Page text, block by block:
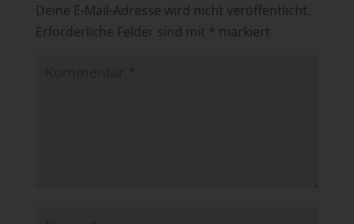
Deine E-Mail-Adresse wird nicht veröffentlicht.
Erforderliche Felder sind mit * markiert